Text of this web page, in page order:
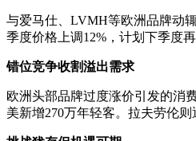
与爱马仕、LVMH等欧洲品牌动
季度价格上调12%，计划下季度
错位竞争收割溢出需求
欧洲头部品牌过度涨价引发的消
美新增270万年轻客。拉夫劳伦